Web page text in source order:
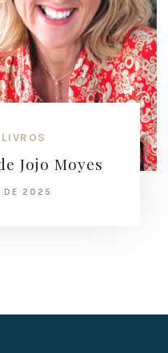
Jojo Moyes
DE 2025